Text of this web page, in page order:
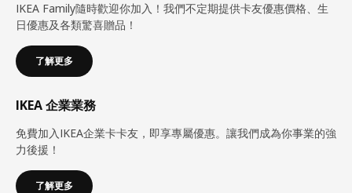
IKEA Family隨時歡迎你加入！我們不定期提供卡友優惠價格、生
日優惠及各類驚喜贈品！
了解更多
IKEA 企業業務
免費加入IKEA企業卡卡友，即享專屬優惠。讓我們成為你事業的強
力後援！
了解更多